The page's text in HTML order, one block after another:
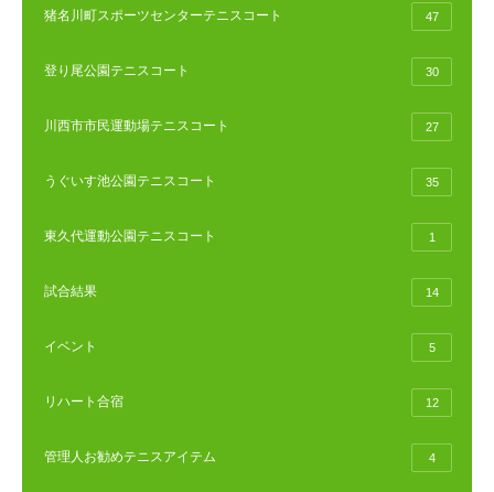
猪名川町スポーツセンターテニスコート 47
登り尾公園テニスコート 30
川西市市民運動場テニスコート 27
うぐいす池公園テニスコート 35
東久代運動公園テニスコート 1
試合結果 14
イベント 5
リハート合宿 12
管理人お勧めテニスアイテム 4